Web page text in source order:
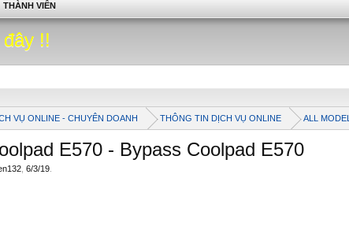
!!
VỤ ONLINE - CHUYÊN DOANH THÔNG TIN DỊCH VỤ ONLINE ALL MODEL
E570 - Bypass Coolpad E570
6/3/19
THÀNH VIÊN